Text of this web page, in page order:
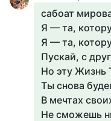
сабоат
Я — та,
Я — та,
Пускай, с
Но эту Жизнь
Ты снова
В мечтах
Не сможешь